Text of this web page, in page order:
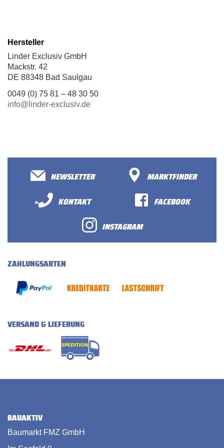
Hersteller
Linder Exclusiv GmbH
Mackstr. 42
DE 88348 Bad Saulgau
0049 (0) 75 81 – 48 30 50
info@linder-exclusiv.de
NEWSLETTER
MARKTFINDER
>
KONTAKT
FACEBOOK
INSTAGRAM
ZAHLUNGSARTEN
VERSAND & LIEFERUNG
BAUAKTIV
Baumarkt FMZ GmbH